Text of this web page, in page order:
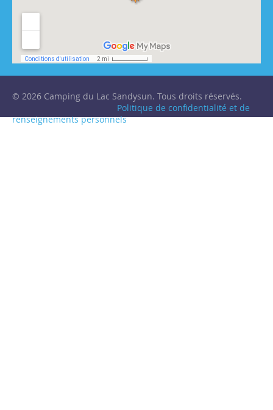
© 2026 Camping du Lac Sandysun. Tous droits réservés.
Politique de confidentialité et de
renseignements personnels